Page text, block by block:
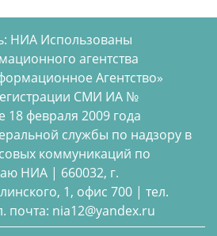
НИА Использованы
агентства
Агентство»
СМИ ИА №
18 февраля 2009 года
службы по надзору в
коммуникаций по
НИА | 660032, г.
1, офис 700 | тел.
почта: nia12@yandex.ru